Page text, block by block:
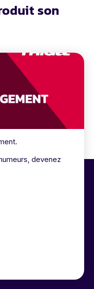
son
devenez